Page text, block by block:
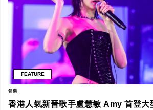
FEATURE
音樂
香港人氣新晉歌手盧慧敏 Amy 首登大